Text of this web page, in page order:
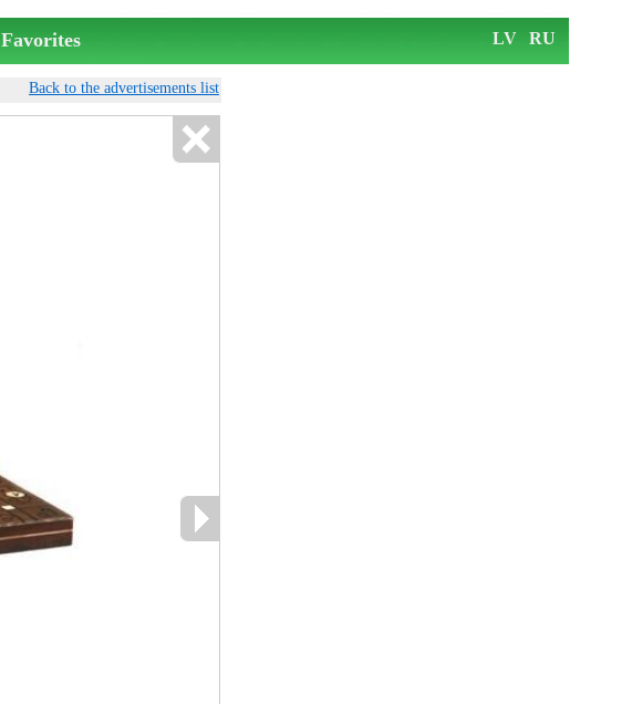
Favorites LV RU
Back to the advertisements list